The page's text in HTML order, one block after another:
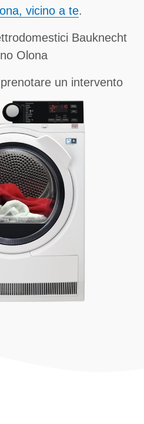
vicino a te.
Bauknecht
Olona
un intervento